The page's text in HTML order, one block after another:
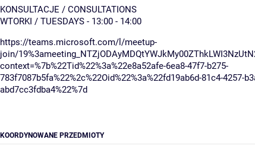
KONSULTACJE / CONSULTATIONS
WTORKI / TUESDAYS - 13:00 - 14:00
https://teams.microsoft.com/l/meetup-
join/
context=%7b%22Tid%22%3a%22e8a52afe-6ea8-47f7-b275-
783f7087b5fa%22%2c%22Oid%22%3a%22fd19ab6d-81c4-4257-
abd7cc3fdba4%22%7d
KOORDYNOWANE PRZEDMIOTY